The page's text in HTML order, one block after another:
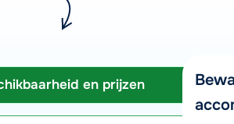
en prijzen